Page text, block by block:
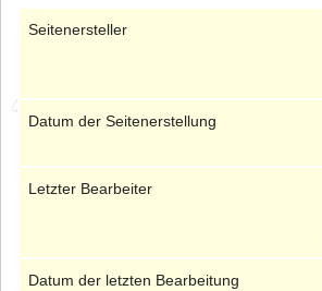
Seitenersteller
Datum der Seitenerstellung
Letzter Bearbeiter
Datum der letzten Bearbeitung